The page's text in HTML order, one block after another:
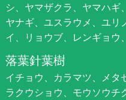
シ、ヤマザクラ、ヤマハギ
ヤナギ、ユスラウメ、ユリ
イ、リョウブ、レンギョウ
落葉針葉樹
イチョウ、カラマツ、メタ
ラクウショウ、モウソウチ